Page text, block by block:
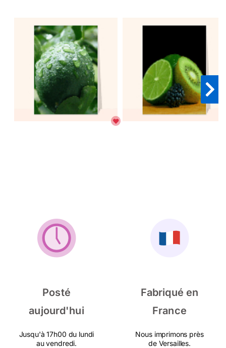
Posté
aujourd'hui
Jusqu'à 17h00 du lundi
au vendredi.
Fabriqué en
France
Nous imprimons près
de Versailles.